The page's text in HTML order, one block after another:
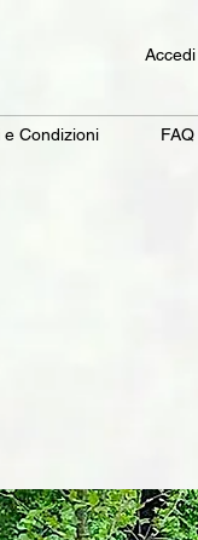
Accedi
e Condizioni FAQ